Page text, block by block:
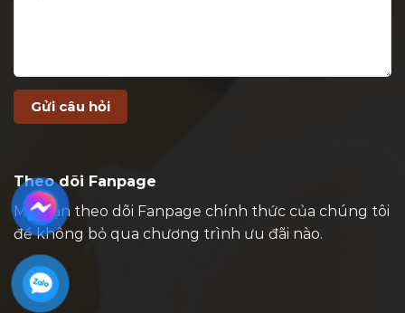
Theo dõi Fanpage
Mời bạn theo dõi Fanpage chính thức của chúng tôi
để không bỏ qua chương trình ưu đãi nào.